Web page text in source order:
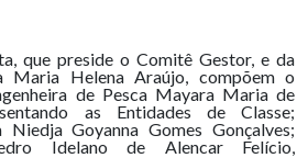
que preside o Comitê Gestor, e da
Maria Helena Araújo, compõem o
de Pesca Mayara Maria de
as Entidades de Classe;
Niedja Goyanna Gomes Gonçalves;
Idelano de Alencar Felício,